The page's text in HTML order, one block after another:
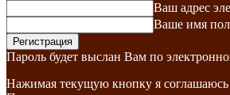
Ваш адрес
Ваше имя
Пароль будет выслан Вам по
Нажимая текущую кнопку я соглашаюсь